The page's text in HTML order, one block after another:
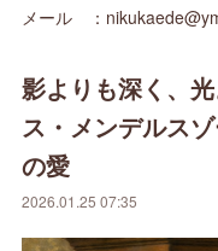
メール ：
影よりも深く、
ス・メンデルス
の愛
2026.01.25 07:35